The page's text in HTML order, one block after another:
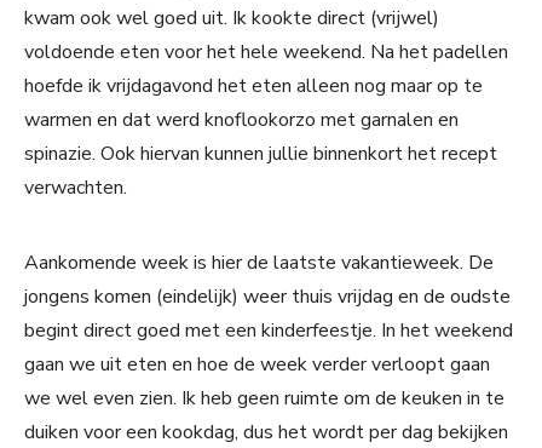
kwam ook wel goed uit. Ik kookte direct (vrijwel)
voldoende eten voor het hele weekend. Na het padellen
hoefde ik vrijdagavond het eten alleen nog maar op te
warmen en dat werd knoflookorzo met garnalen en
spinazie. Ook hiervan kunnen jullie binnenkort het recept
verwachten.
Aankomende week is hier de laatste vakantieweek. De
jongens komen (eindelijk) weer thuis vrijdag en de oudste
begint direct goed met een kinderfeestje. In het weekend
gaan we uit eten en hoe de week verder verloopt gaan
we wel even zien. Ik heb geen ruimte om de keuken in te
duiken voor een kookdag, dus het wordt per dag bekijken